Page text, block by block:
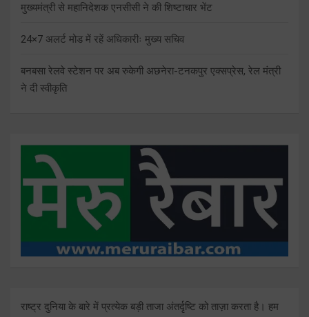
मुख्यमंत्री से महानिदेशक एनसीसी ने की शिष्टाचार भेंट
24×7 अलर्ट मोड में रहें अधिकारीः मुख्य सचिव
बनबसा रेलवे स्टेशन पर अब रुकेगी अछनेरा-टनकपुर एक्सप्रेस, रेल मंत्री
ने दी स्वीकृति
राष्ट्र दुनिया के बारे में प्रत्येक बड़ी ताजा अंतर्दृष्टि को ताज़ा करता है। हम